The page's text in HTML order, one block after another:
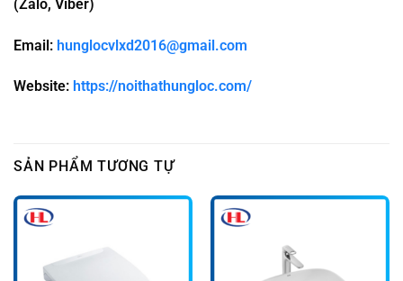
(Zalo, Viber)
Email: hunglocvlxd2016@gmail.com
Website: https://noithathungloc.com/
SẢN PHẨM TƯƠNG TỰ